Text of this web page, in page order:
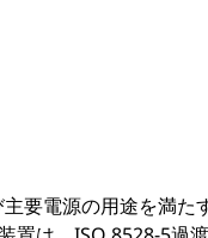
要電源の用途を満た